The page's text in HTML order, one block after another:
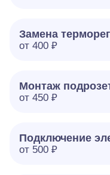
Замена
от 400 ₽
Монтаж
от 450 ₽
Подключение
от 500 ₽